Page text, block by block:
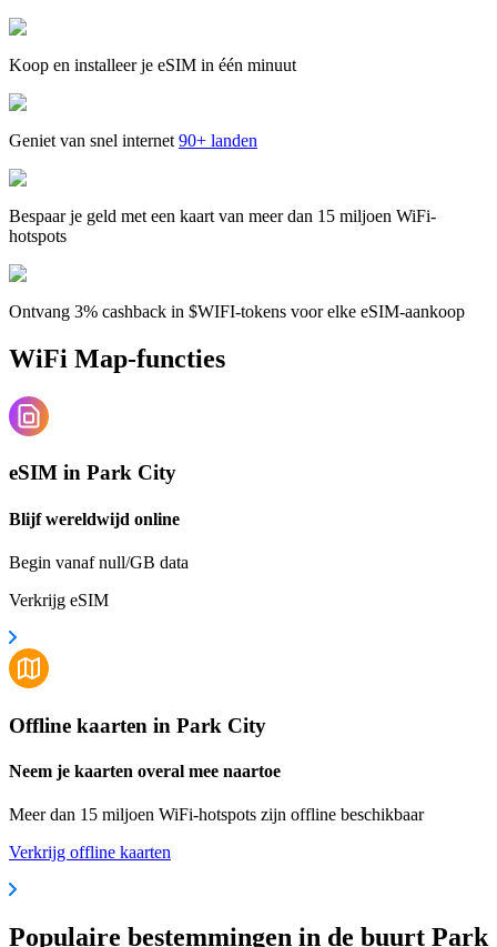
Koop en installeer je eSIM in één minuut
Geniet van snel internet 90+ landen
Bespaar je geld met een kaart van meer dan 15 miljoen WiFi-
hotspots
Ontvang 3% cashback in $WIFI-tokens voor elke eSIM-aankoop
WiFi Map-functies
eSIM in Park City
Blijf wereldwijd online
Begin vanaf null/GB data
Verkrijg eSIM
Offline kaarten in Park City
Neem je kaarten overal mee naartoe
Meer dan 15 miljoen WiFi-hotspots zijn offline beschikbaar
Verkrijg offline kaarten
Populaire bestemmingen in de buurt Park